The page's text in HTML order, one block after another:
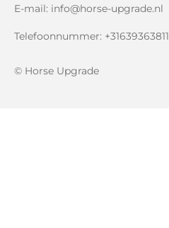
E-mail: info@horse-upgrade.nl
Telefoonnummer: +31639363811
© Horse Upgrade